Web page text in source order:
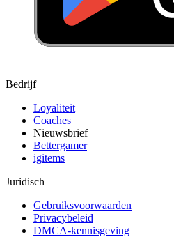
Bedrijf
Loyaliteit
Coaches
Nieuwsbrief
Bettergamer
igitems
Juridisch
Gebruiksvoorwaarden
Privacybeleid
DMCA-kennisgeving